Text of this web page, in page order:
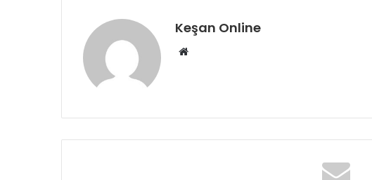
Keşan Online
Web